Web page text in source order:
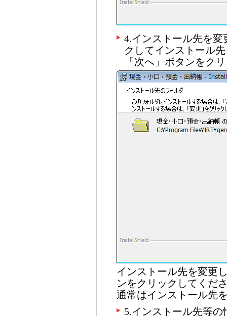
4.インストール先を
クしてインストール
「次へ」ボタンをク
インストール先を変更
ンをクリックしてくだ
通常はインストール先
5.インストール先等